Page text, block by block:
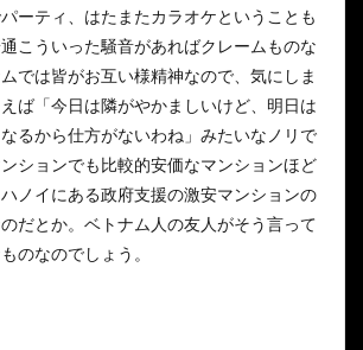
ーティ、はたまたカラオケということも
こういった騒音があればクレームものな
では皆がお互い様精神なので、気にしま
ば「今日は隣がやかましいけど、明日は
るから仕方がないわね」みたいなノリで
ションでも比較的安価なマンションほど
ノイにある政府支援の激安マンションの
だとか。ベトナム人の友人がそう言って
のなのでしょう。